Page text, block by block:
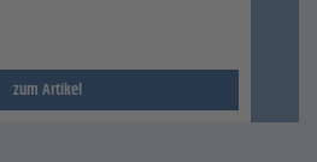
zum Artikel